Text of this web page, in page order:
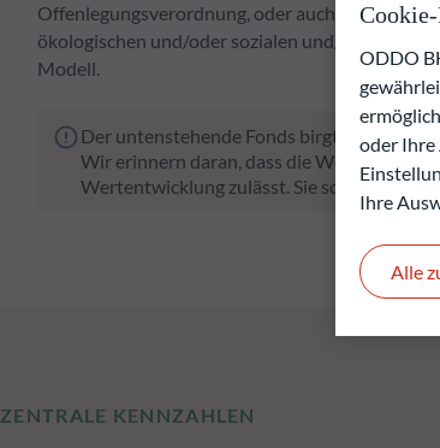
Offenlegungsverordnung, oder auch "SFDR")
ökologischen und/oder sozialen und/oder
Modell.
Der untenstehende Fonds birgt das Risiko
Wir erinnern daran, dass die
Wertentwicklung zulässt. Sie schwankt im
ZENTRALE KENNZAHLEN
ODDO
oder Ihre
Ihre
Alle